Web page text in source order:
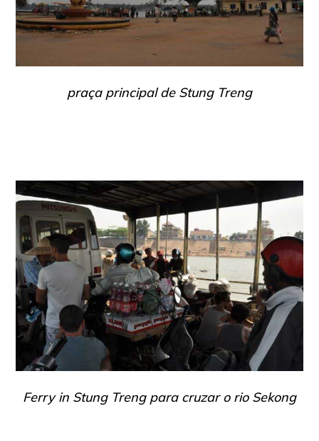
praça principal de Stung Treng
Ferry in Stung Treng para cruzar o rio Sekong